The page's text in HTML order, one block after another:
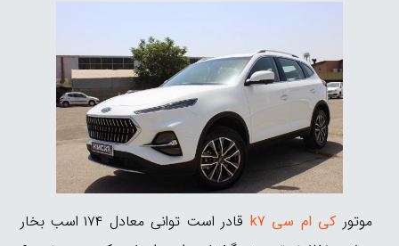
موتور کی ام سی k7
قادر است توانی معادل ۱۷۴ اسب بخار